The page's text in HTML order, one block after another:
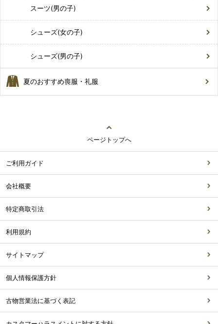
スーツ(男の子)
シューズ(女の子)
シューズ(男の子)
夏のおすすめ喪服・礼服
ページトップへ
ご利用ガイド
会社概要
特定商取引法
利用規約
サイトマップ
個人情報保護方針
古物営業法に基づく表記